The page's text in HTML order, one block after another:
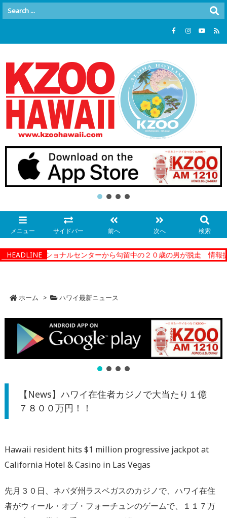
メニュー サイドバー 前へ 次へ 検索
HEADLINE
ーコレクショナルセンターから勾留中の２０歳の男が脱走 情報提
ホーム > ハワイ最新ニュース
【News】ハワイ在住者カジノで大当たり１億
７８００万円！！
Hawaii resident hits $1 million progressive jackpot at
California Hotel & Casino in Las Vegas
先月３０日、ネバダ州ラスベガスのカジノで、ハワイ在住
者がウィール・オブ・フォーチュンのゲームで、１１７万